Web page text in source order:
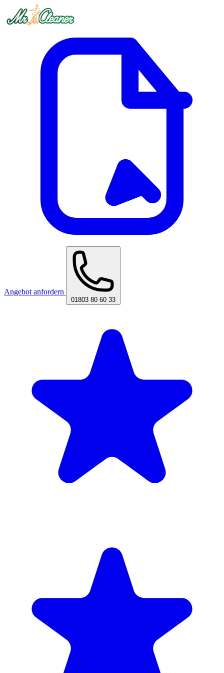
Angebot anfordern
01803 80 60 33